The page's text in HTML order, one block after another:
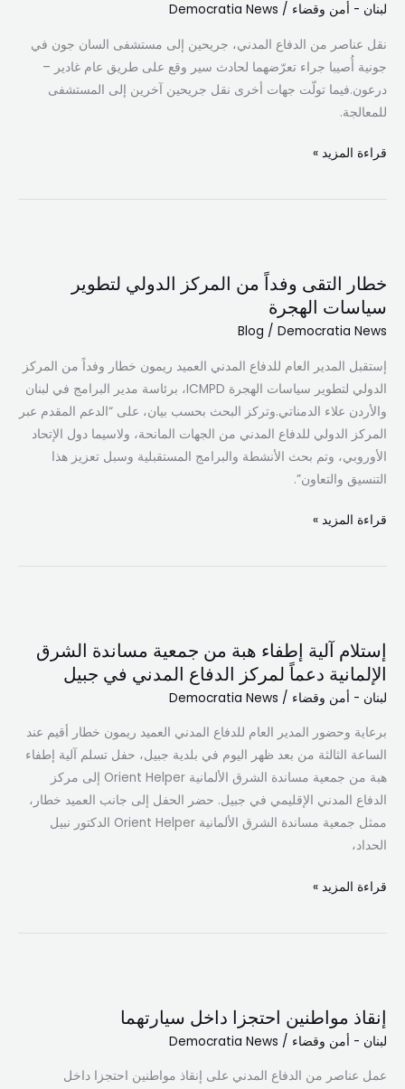
لبنان - أمن وقضاء /
Democratia News
نقل عناصر من الدفاع المدني، جريحين إلى مستشفى السان جون في
جونية أُصيبا جراء تعرّضهما لحادث سير وقع على طريق عام غادير –
درعون.فيما تولّت جهات أخرى نقل جريحين آخرين إلى المستشفى
للمعالجة.
في
سير
قراءة المزيد »
خطار التقى وفداً من المركز الدولي لتطوير
سياسات الهجرة
Blog / Democratia News
إستقبل المدير العام للدفاع المدني العميد ريمون خطار وفداً من المركز
الدولي لتطوير سياسات الهجرة ICMPD، برئاسة مدير البرامج في لبنان
والأردن علاء الدمناتي.وتركز البحث بحسب بيان، على “الدعم المقدم عبر
المركز الدولي للدفاع المدني من الجهات المانحة، ولاسيما دول الإتحاد
الأوروبي، وتم بحث الأنشطة والبرامج المستقبلية وسبل تعزيز هذا
التنسيق والتعاون”.
وفداً
من
المركز
لتطوير
سياسات
الهجرة
قراءة المزيد »
إستلام آلية إطفاء هبة من جمعية مساندة الشرق
الإلمانية دعماً لمركز الدفاع المدني في جبيل
لبنان - أمن وقضاء /
Democratia News
برعاية وحضور المدير العام للدفاع المدني العميد ريمون خطار أقيم عند
الساعة الثالثة من بعد ظهر اليوم في بلدية جبيل، حفل تسلم آلية إطفاء
هبة من جمعية مساندة الشرق الألمانية Orient Helper إلى مركز
الدفاع المدني الإقليمي في جبيل. حضر الحفل إلى جانب العميد خطار،
ممثل جمعية مساندة الشرق الألمانية Orient Helper الدكتور نبيل
الحداد،
إطفاء
هبة
من
مساندة
الإلمانية
لمركز
المدني
قراءة المزيد »
إنقاذ مواطنين احتجزا داخل سيارتهما
لبنان - أمن وقضاء /
Democratia News
عمل عناصر من الدفاع المدني على إنقاذ مواطنين احتجزا داخل
احتجزا
داخل